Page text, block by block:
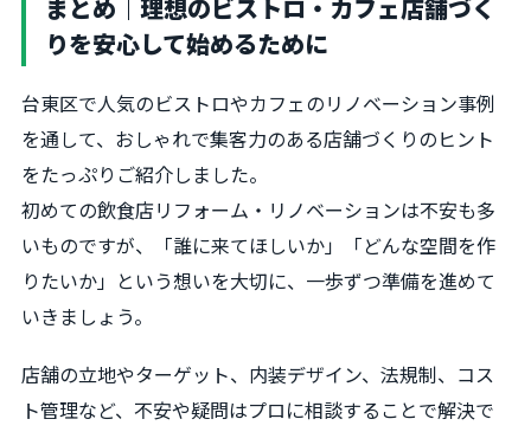
まとめ｜理想のビストロ・カフェ店舗づく
りを安心して始めるために
台東区で人気のビストロやカフェのリノベーション事例
を通して、おしゃれで集客力のある店舗づくりのヒント
をたっぷりご紹介しました。
初めての飲食店リフォーム・リノベーションは不安も多
いものですが、「誰に来てほしいか」「どんな空間を作
りたいか」という想いを大切に、一歩ずつ準備を進めて
いきましょう。
店舗の立地やターゲット、内装デザイン、法規制、コス
ト管理など、不安や疑問はプロに相談することで解決で